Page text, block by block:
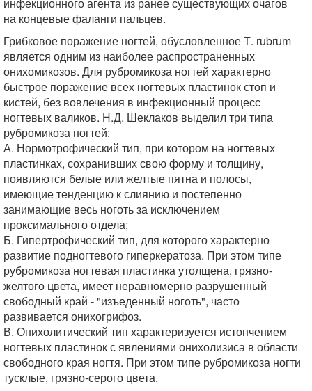
на концевые фаланги пальцев.
Грибковое поражение ногтей, обусловленное Т. rubrum
является одним из наиболее распространенных
онихомикозов. Для рубромикоза ногтей характерно
быстрое поражение всех ногтевых пластинок стоп и
кистей, без вовлечения в инфекционный процесс
ногтевых валиков. Н.Д. Шеклаков выделил три типа
рубромикоза ногтей:
А. Нормотрофический тип, при котором на ногтевых
пластинках, сохранивших свою форму и толщину,
появляются белые или желтые пятна и полосы,
имеющие тенденцию к слиянию и постепенно
занимающие весь ноготь за исключением
проксимального отдела;
Б. Гипертрофический тип, для которого характерно
развитие подногтевого гиперкератоза. При этом типе
рубромикоза ногтевая пластинка утолщена, грязно-
желтого цвета, имеет неравномерно разрушенный
свободный край - "изъеденный ноготь", часто
развивается онихогрифоз.
В. Онихолитический тип характеризуется истончением
ногтевых пластинок с явлениями онихолизиса в области
свободного края ногтя. При этом типе рубромикоза ногти
тусклые, грязно-серого цвета.